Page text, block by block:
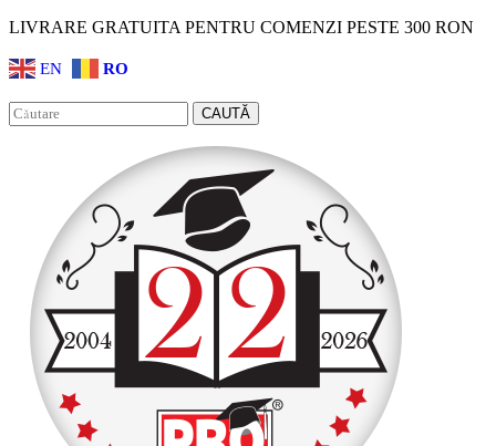
LIVRARE GRATUITA PENTRU COMENZI PESTE 300 RON
EN RO
CAUTĂ